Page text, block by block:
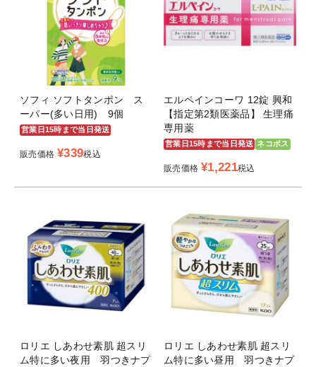
ソフィ ソフトタンポン ス
ーパー(多い日用) 9個
営業日15時まで当日発送
販売価格 ¥339税込
エルペインコーワ 12錠 興和
【指定第2類医薬品】 生理痛
専用薬
営業日15時まで当日発送 ネコポス
販売価格 ¥1,221税込
ロリエ しあわせ素肌 超スリ
ム特に多い夜用 羽つきナプ
ロリエ しあわせ素肌 超スリ
ム特に多い昼用 羽つきナプ